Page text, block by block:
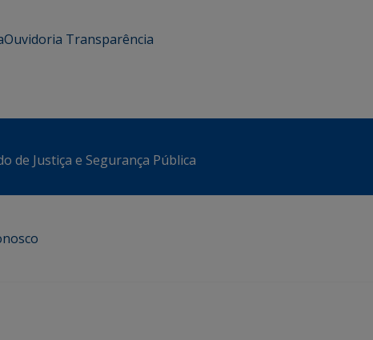
Ouvidoria Transparência
de Justiça e Segurança Pública